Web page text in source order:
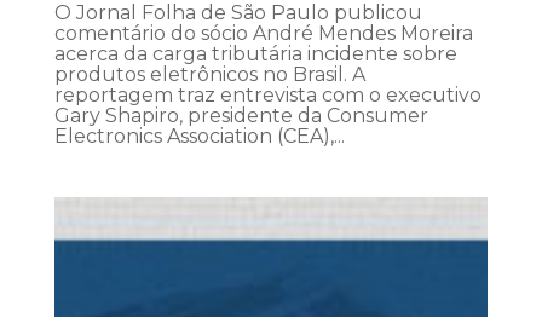
O Jornal Folha de São Paulo publicou
comentário do sócio André Mendes Moreira
acerca da carga tributária incidente sobre
produtos eletrônicos no Brasil. A
reportagem traz entrevista com o executivo
Gary Shapiro, presidente da Consumer
Electronics Association (CEA),...